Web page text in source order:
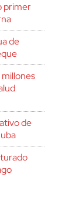
primer
de
de